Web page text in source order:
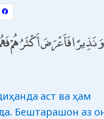
فَأَعْرَضَ أَكْثَرُهُمْ
аст ва ҳам
Бештарашон аз